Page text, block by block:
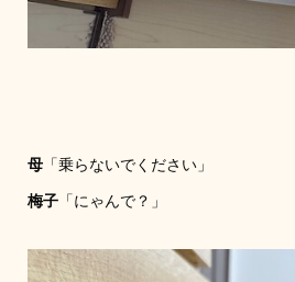
母「乗らないでください」
梅子「にゃんで？」